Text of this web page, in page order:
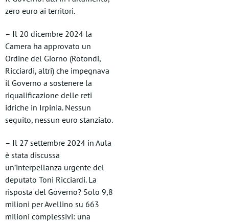
zero euro ai territori.
– Il 20 dicembre 2024 la
Camera ha approvato un
Ordine del Giorno (Rotondi,
Ricciardi, altri) che impegnava
il Governo a sostenere la
riqualificazione delle reti
idriche in Irpinia. Nessun
seguito, nessun euro stanziato.
– Il 27 settembre 2024 in Aula
è stata discussa
un’interpellanza urgente del
deputato Toni Ricciardi. La
risposta del Governo? Solo 9,8
milioni per Avellino su 663
milioni complessivi: una